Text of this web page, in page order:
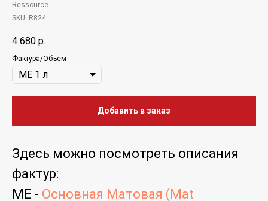
Ressource
SKU: R824
4 680 р.
Фактура/Объём
Добавить в заказ
Здесь можно посмотреть описания
фактур:
ME - Основная Матовая (Mat